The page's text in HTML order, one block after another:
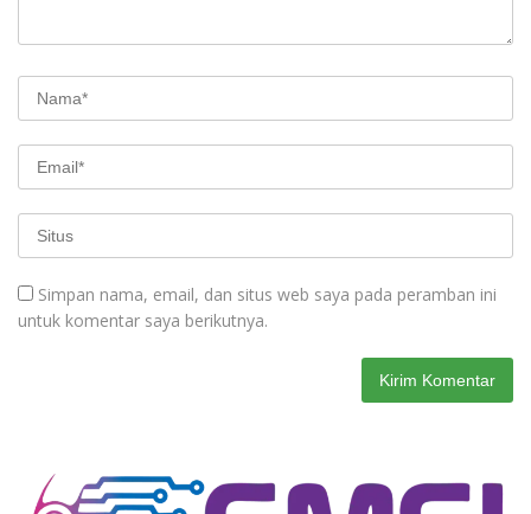
Simpan nama, email, dan situs web saya pada peramban ini
untuk komentar saya berikutnya.